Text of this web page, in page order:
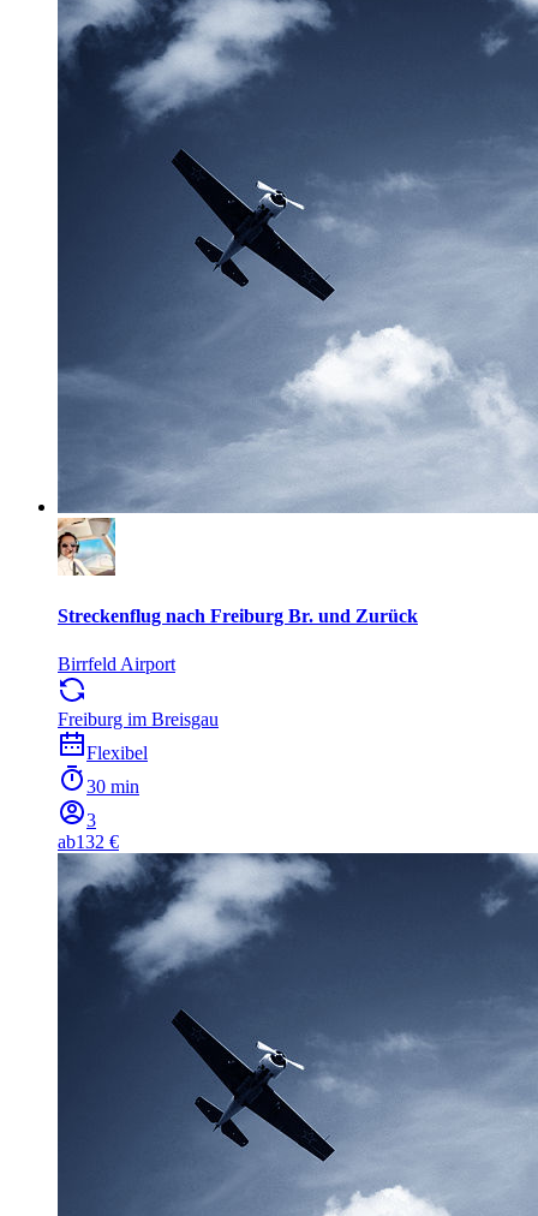
Streckenflug nach Freiburg Br. und Zurück
Birrfeld Airport
Freiburg im Breisgau
Flexibel
30 min
3
ab132 €